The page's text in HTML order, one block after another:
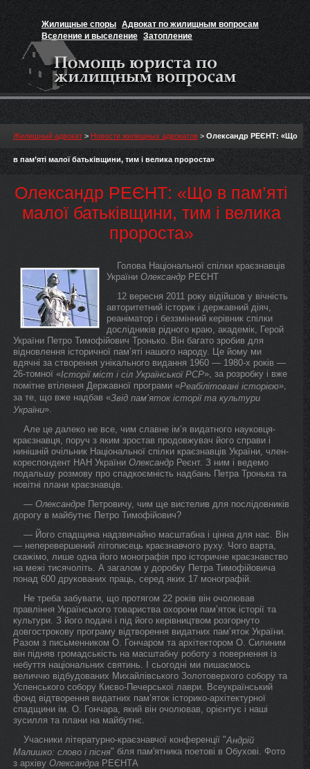
Жилищные споры Адвокат по жилищным вопросам
Вселение и выселение Затопление
Признание прав на жильё
Жилищный адвокат > Новости жилищных адвокатов > Олександр РЕЄНТ: «Що
в пам’яті малої батьківщини, тим і велика пророста»
Олександр РЕЄНТ: «Що в пам’яті
малої батьківщини, тим і велика
пророста»
Голова Національної спілки краєзнавців
України Олександр РЕЄНТ
12 вересня 2011 року відійшов у вічність
авторитетний історик і державний діяч,
реаніматор і беззмінний керівник спілки
дослідників рідного краю, академік, Герой
України Петро Тимофійович Тронько. Він багато зробив для
відновлення історичної пам’яті нашого народу. Це йому ми
вдячні за створення унікального видання 1960 — 1980-х років —
26-томної «Історії міст і сіл Української РСР», за розробку і вже
помітне втілення Державної програми «Реабілітовані історією»,
за те, що вже надбав «Звід пам’яток історії та культури
України».
Але це далеко не все, чим славне ім’я видатного науковця-
краєзнавця, поруч з яким зростав продовжувач його справи і
нинішній очільник Національної спілки краєзнавців України, член-
кореспондент НАН України Олександр Реєнт. З ним і ведемо
подальшу розмову про спадкоємність надбань Петра Тронька та
новітні плани краєзнавців.
— Олександре Петровичу, чим ще вистелив для послідовників
дорогу в майбутнє Петро Тимофійович?
— Його спадщина надзвичайно масштабна і цінна для нас. Він
— неперевершений літописець краєзнавчого руху. Чого варта,
скажімо, лише одна його монографія про історичне краєзнавство
на межі тисячоліть. А загалом у доробку Петра Тимофійовича
понад 600 друкованих праць, серед яких 17 монографій.
Не треба забувати, що протягом 22 років він очолював
правління Українського товариства охорони пам’яток історії та
культури. З його подачі і під його керівництвом розгорнуто
довгострокову програму відтворення видатних пам’яток України.
Разом з письменником О. Гончаром та архітектором О. Силиним
він підняв громадськість на масштабну роботу з повернення із
небуття національних святинь. І сьогодні ми пишаємось
величчю відбудованих Михайлівського Золотоверхого собору та
Успенського собору Києво-Печерської лаври. Всеукраїнський
фонд відтворення видатних пам’яток історико-архітектурної
спадщини ім. О. Гончара, який він очолював, орієнтує і наші
зусилля та плани на майбутнє.
Учасники літературно-краєзнавчої конференції "Андрій
Малишко: слово і пісня" біля пам'ятника поетові в Обухові. Фото
з архіву Олександра РЕЄНТА